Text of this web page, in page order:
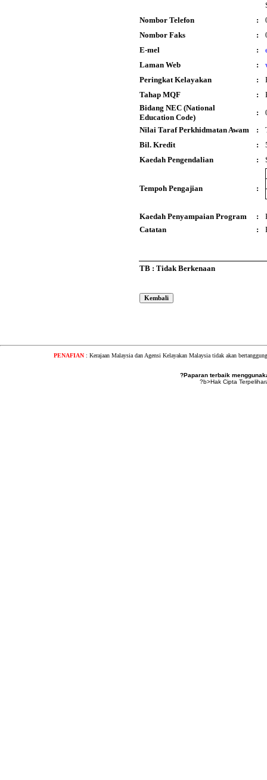
Nombor Telefon
:
Nombor Faks
:
E-mel
:
Laman Web
:
Peringkat Kelayakan
:
Tahap MQF
:
Bidang NEC (National
Education Code)
:
Nilai Taraf Perkhidmatan Awam
:
Bil. Kredit
:
Kaedah Pengendalian
:
Tempoh Pengajian :
Kaedah Penyampaian Program :
Catatan
:
TB : Tidak Berkenaan
PENAFIAN : Kerajaan Malaysia dan Agensi Kelayakan Malaysia tidak akan
?Paparan terbaik
?b>Hak Cipta